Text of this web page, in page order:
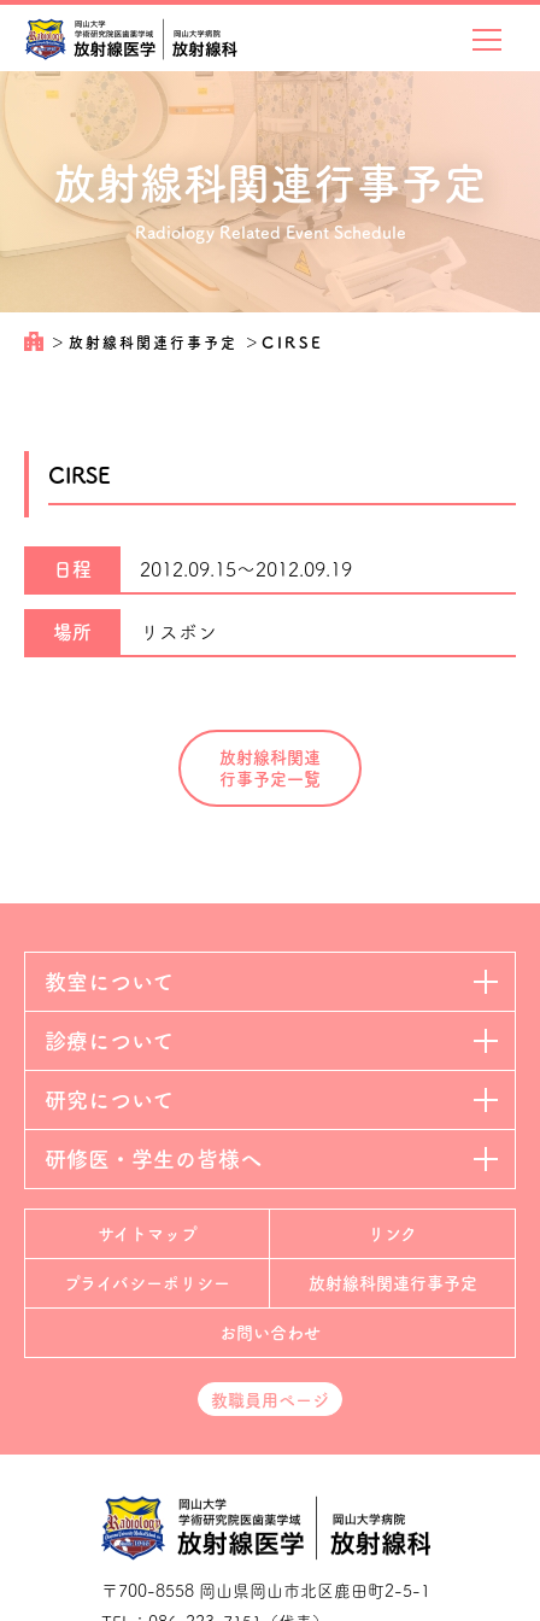
放射線科関連行事予定
Radiology Related Event Schedule
＞ 放射線科関連行事予定 ＞CIRSE
CIRSE
日程 2012.09.15～2012.09.19
場所 リスボン
放射線科関連
行事予定一覧
教室について
診療について
研究について
研修医・学生の皆様へ
〒700-8558 岡山県岡山市北区鹿田町2-5-1
サイトマップ リンク
プライバシーポリシー 放射線科関連行事予定
お問い合わせ
教職員用ページ